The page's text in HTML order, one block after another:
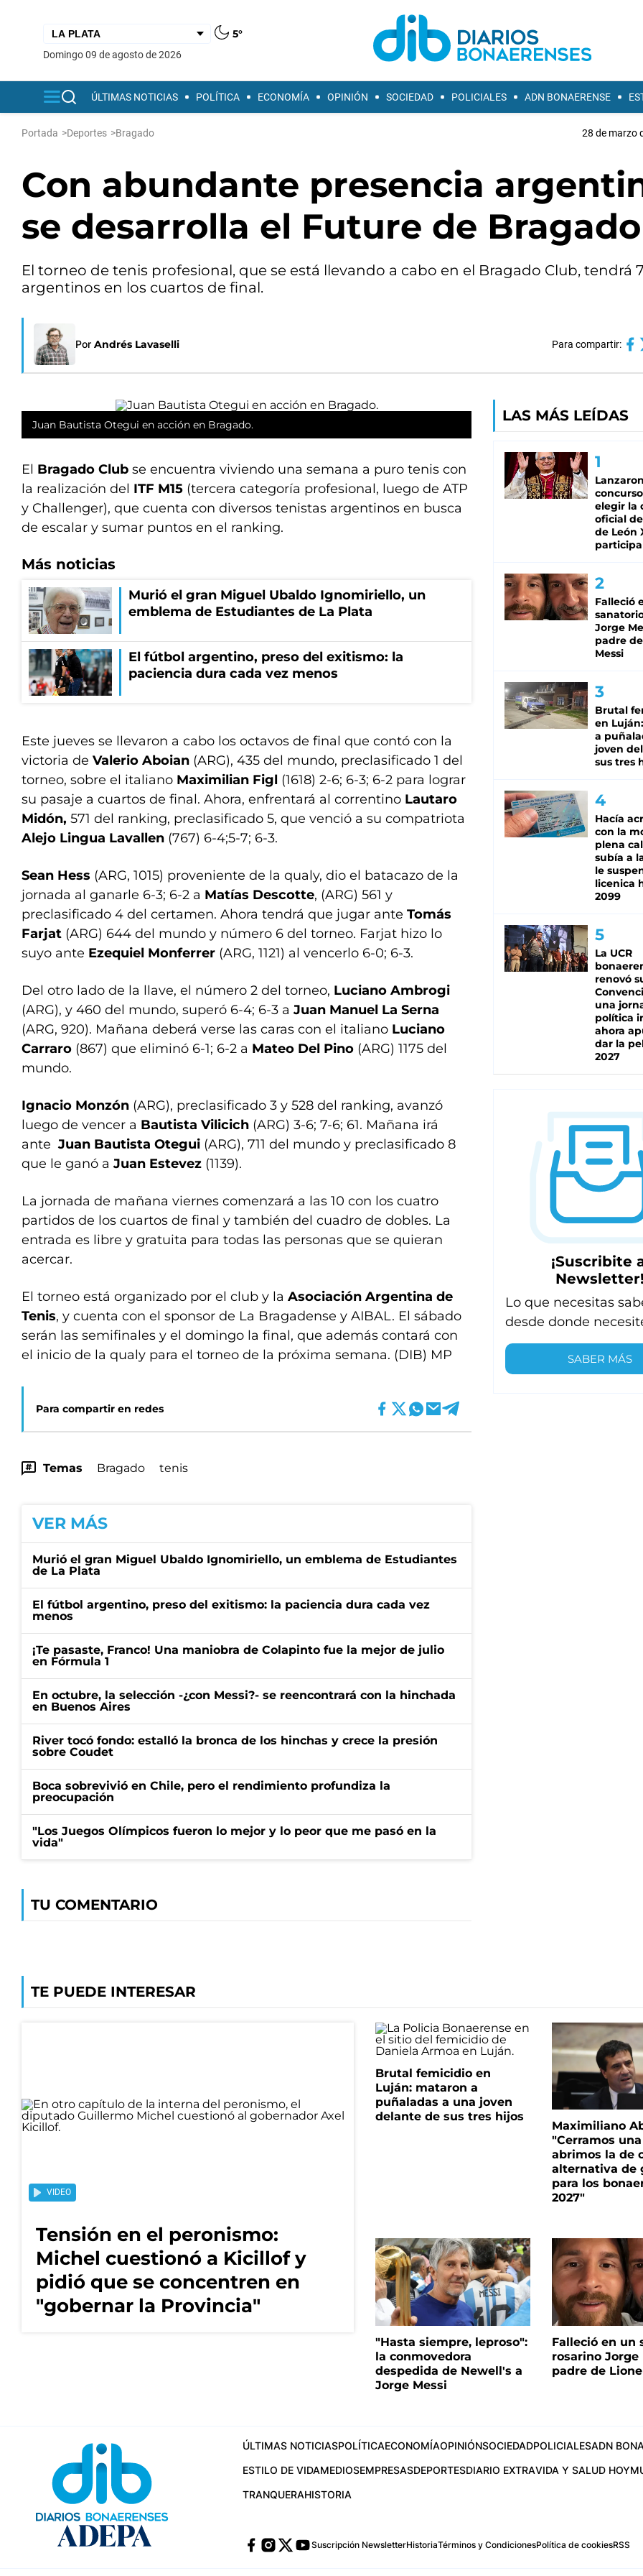
5°
domingo 09 de agosto de 2026
ÚLTIMAS NOTICIAS POLÍTICA ECONOMÍA OPINIÓN SOCIEDAD POLICIALES ADN BONAERENSE
Portada >Deportes >Bragado 28 de marzo
Con abundante presencia
se desarrolla el Future de Bragado
El torneo de tenis profesional, que se está llevando a cabo en el Bragado Club, tendrá 7
argentinos en los cuartos de final.
Por Andrés Lavaselli Para compartir:
Juan Bautista Otegui en acción en Bragado.
El Bragado Club se encuentra viviendo una semana a puro tenis con
la realización del ITF M15 (tercera categoría profesional, luego de ATP
y Challenger), que cuenta con diversos tenistas argentinos en busca
de escalar y sumar puntos en el ranking.
Más noticias
Murió el gran Miguel Ubaldo Ignomiriello, un
emblema de Estudiantes de La Plata
El fútbol argentino, preso del exitismo: la
paciencia dura cada vez menos
Este jueves se llevaron a cabo los octavos de final que contó con la
victoria de Valerio Aboian (ARG), 435 del mundo, preclasificado 1 del
torneo, sobre el italiano Maximilian Figl (1618) 2-6; 6-3; 6-2 para lograr
su pasaje a cuartos de final. Ahora, enfrentará al correntino Lautaro
Midón, 571 del ranking, preclasificado 5, que venció a su compatriota
Alejo Lingua Lavallen (767) 6-4;5-7; 6-3.
Sean Hess (ARG, 1015) proveniente de la qualy, dio el batacazo de la
jornada al ganarle 6-3; 6-2 a Matías Descotte, (ARG) 561 y
preclasificado 4 del certamen. Ahora tendrá que jugar ante Tomás
Farjat (ARG) 644 del mundo y número 6 del torneo. Farjat hizo lo
suyo ante Ezequiel Monferrer (ARG, 1121) al vencerlo 6-0; 6-3.
Del otro lado de la llave, el número 2 del torneo, Luciano Ambrogi
(ARG), y 460 del mundo, superó 6-4; 6-3 a Juan Manuel La Serna
(ARG, 920). Mañana deberá verse las caras con el italiano Luciano
Carraro (867) que eliminó 6-1; 6-2 a Mateo Del Pino (ARG) 1175 del
mundo.
Ignacio Monzón (ARG), preclasificado 3 y 528 del ranking, avanzó
luego de vencer a Bautista Vilicich (ARG) 3-6; 7-6; 61. Mañana irá
ante Juan Bautista Otegui (ARG), 711 del mundo y preclasificado 8
que le ganó a Juan Estevez (1139).
La jornada de mañana viernes comenzará a las 10 con los cuatro
partidos de los cuartos de final y también del cuadro de dobles. La
entrada es libre y gratuita para todas las personas que se quieran
acercar.
El torneo está organizado por el club y la Asociación Argentina de
Tenis, y cuenta con el sponsor de La Bragadense y AIBAL. El sábado
serán las semifinales y el domingo la final, que además contará con
el inicio de la qualy para el torneo de la próxima semana. (DIB) MP
Para compartir en redes
Temas Bragado tenis
VER MÁS
Murió el gran Miguel Ubaldo Ignomiriello, un emblema de Estudiantes
de La Plata
El fútbol argentino, preso del exitismo: la paciencia dura cada vez
menos
¡Te pasaste, Franco! Una maniobra de Colapinto fue la mejor de julio
en Fórmula 1
En octubre, la selección -¿con Messi?- se reencontrará con la hinchada
en Buenos Aires
River tocó fondo: estalló la bronca de los hinchas y crece la presión
sobre Coudet
Boca sobrevivió en Chile, pero el rendimiento profundiza la
preocupación
"Los Juegos Olímpicos fueron lo mejor y lo peor que me pasó en la
vida"
TU COMENTARIO
LAS MÁS LEÍDAS
elegir la
oficial
de León
Falleció
Jorge
padre
Messi
Brutal
en
a
joven
sus tres
Hacía
con la
plena
subía a
le
licenica
2099
La UCR
renovó
una
política
ahora
dar la
2027
¡Suscribite
Newsletter!
Lo que necesitas
desde donde
SABER MÁS
TE PUEDE INTERESAR
VIDEO
Tensión en el peronismo:
Michel cuestionó a Kicillof y
pidió que se concentren en
"gobernar la Provincia"
Brutal femicidio en
Luján: mataron a
puñaladas a una joven
delante de sus tres hijos
Maximiliano
"Cerramos
abrimos la de
alternativa de
para los
2027"
"Hasta siempre, leproso":
la conmovedora
despedida de Newell's a
Jorge Messi
Falleció en un
rosarino Jorge
padre de
ÚLTIMAS NOTICIASPOLÍTICAECONOMÍAOPINIÓNSOCIEDADPOLICIALESADN
ESTILO DE VIDAMEDIOSEMPRESASDEPORTESDIARIO EXTRAVIDA Y SALUD HOY
TRANQUERAHISTORIA
Suscripción NewsletterHistoriaTérminos y CondicionesPolítica de cookiesRSS